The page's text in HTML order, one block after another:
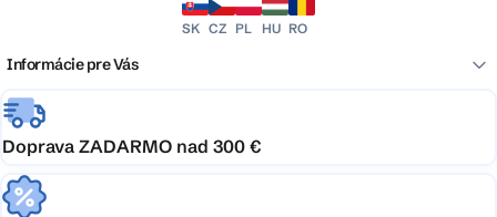
SK CZ PL HU RO
Informácie pre Vás
Doprava ZADARMO nad 300 €